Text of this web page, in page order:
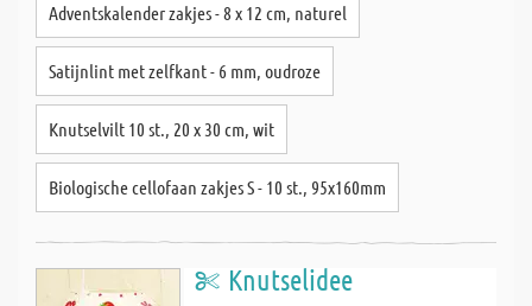
Adventskalender zakjes - 8 x 12 cm, naturel
Satijnlint met zelfkant - 6 mm, oudroze
Knutselvilt 10 st., 20 x 30 cm, wit
Biologische cellofaan zakjes S - 10 st., 95x160mm
Knutselidee